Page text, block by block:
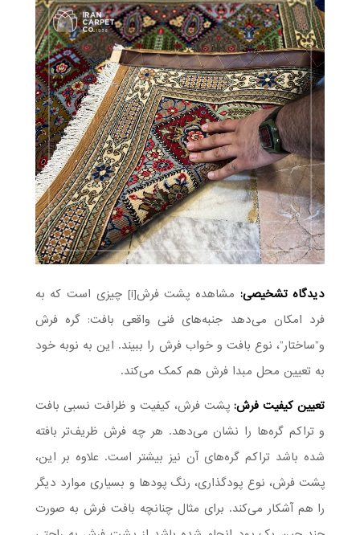
دیدگاه تشخیصی:
مشاهده پشت فرش[i] چیزی است که به
فرد امکان می‌دهد جنبه‌های فنی واقعی بافت: گره فرش
و”ساختار”، نوع بافت و خواب فرش را ببیند. این به نوبه خود
به تعیین محل مبدا فرش هم کمک می‌کند.
تعیین کیفیت فرش:پشت فرش، کیفیت و ظرافت نسبی بافت
و تراکم گره‌ها را نشان می‌دهد. هر چه فرش ظریف‌تر بافته
شده باشد تراکم گره‌های آن نیز بیشتر است. علاوه بر این،
پشت فرش، نوع پودگذاری، رنگ پود‌ها و بسیاری موارد دیگر
را هم آشکار می‌کند. برای مثال چنانچه بافت فرش به صورت